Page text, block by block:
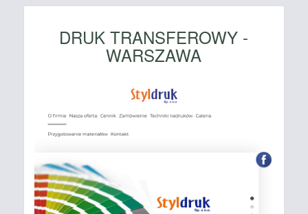
DRUK TRANSFEROWY -
WARSZAWA